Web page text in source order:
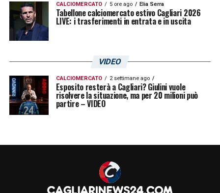
CALCIOMERCATO 5 ore ago Elia Serra
Tabellone calciomercato estivo Cagliari 2026
LIVE: i trasferimenti in entrata e in uscita
VIDEO
CALCIOMERCATO 2 settimane ago
Esposito resterà a Cagliari? Giulini vuole
risolvere la situazione, ma per 20 milioni può
partire – VIDEO